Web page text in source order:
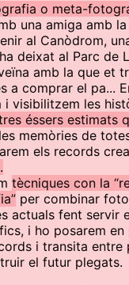
o meta-
una amiga amb la
al Canòdrom,
deixat al Parc de
amb la que et
a comprar el pa...
i visibilitzem les
éssers estimats
memòries de
els records
tècniques con la
per combinar
actuals fent servir
i ho posarem en
i transita entre
el futur plegats.